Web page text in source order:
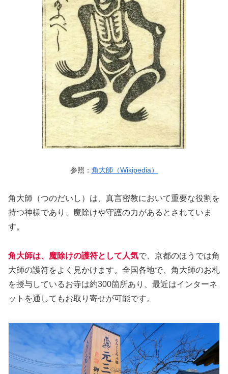
参照： 角大師（Wikipedia）
角大師（つのだいし）は、真言密教において重要な役割を
持つ神様であり、魔除けや守護の力があるとされていま
す。
角大師は、魔除けの護符として人気で、京都のほうでは角
大師の護符をよく見かけます。全国各地で、角大師のお札
を授与しているお寺は約300箇所あり、最近はインターネ
ットを通してもお取り寄せが可能です。